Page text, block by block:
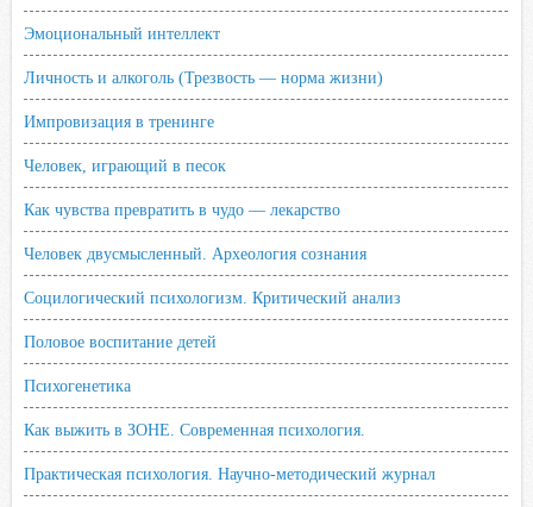
Эмоциональный интеллект
Личность и алкоголь (Трезвость — норма жизни)
Импровизация в тренинге
Человек, играющий в песок
Как чувства превратить в чудо — лекарство
Человек двусмысленный. Археология сознания
Социлогический психологизм. Критический анализ
Половое воспитание детей
Психогенетика
Как выжить в ЗОНЕ. Современная психология.
Практическая психология. Научно-методический журнал